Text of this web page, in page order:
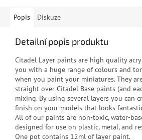
Popis Diskuze
Detailní popis produktu
Citadel Layer paints are high quality
you with a huge range of colours and
when you paint your miniatures. They
straight over Citadel Base paints (and
mixing. By using several layers you can
finish on your models that looks
All of our paints are non-toxic, water-
designed for use on plastic, metal, and
One pot contains 12ml of layer paint.